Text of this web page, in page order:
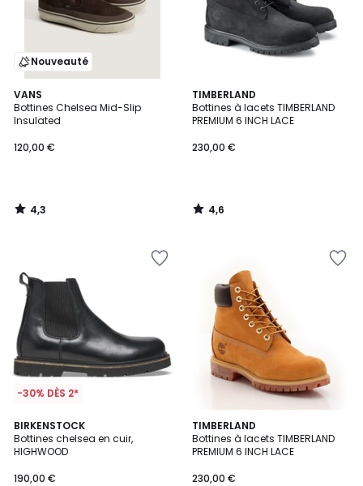
Nouveauté
VANS
Bottines Chelsea Mid-Slip
Insulated
120,00 €
4,3
/ 5
4,3
/
TIMBERLAND
Bottines à lacets TIMBERLAND
PREMIUM 6 INCH LACE
230,00 €
4,6
/ 5
4,6
/
-30% DÈS 2*
BIRKENSTOCK
Bottines chelsea en cuir,
HIGHWOOD
190,00 €
TIMBERLAND
Bottines à lacets TIMBERLAND
PREMIUM 6 INCH LACE
230,00 €
4,6
/ 5